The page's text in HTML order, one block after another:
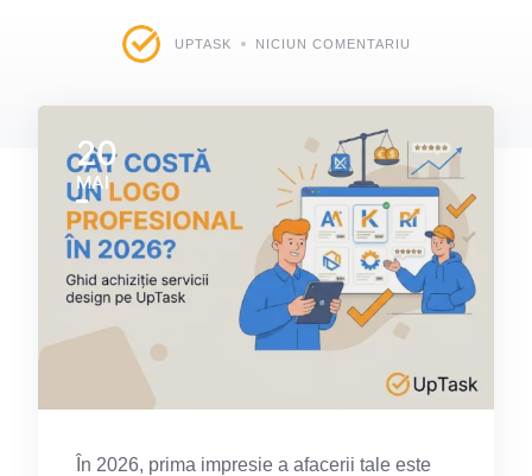
UPTASK NICIUN COMENTARIU
20
MAI
În 2026, prima impresie a afacerii tale este